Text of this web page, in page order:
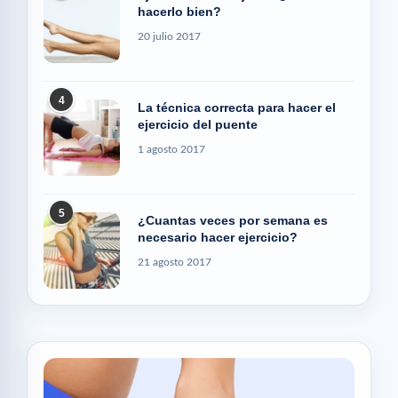
hacerlo bien?
20 julio 2017
4
La técnica correcta para hacer el
ejercicio del puente
1 agosto 2017
5
¿Cuantas veces por semana es
necesario hacer ejercicio?
21 agosto 2017